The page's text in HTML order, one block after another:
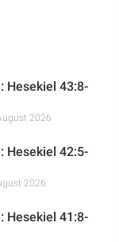
Hesekiel 43:8-
2026
Hesekiel 42:5-
2026
Hesekiel 41:8-